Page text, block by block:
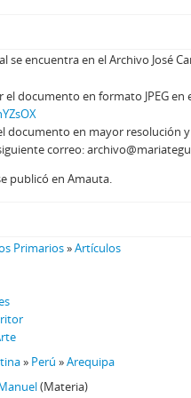
se encuentra en el Archivo José
el documento en formato JPEG en
documento en mayor resolución
correo:
publicó en Amauta.
Primarios»Artículos
» Perú »Arequipa
(Materia)